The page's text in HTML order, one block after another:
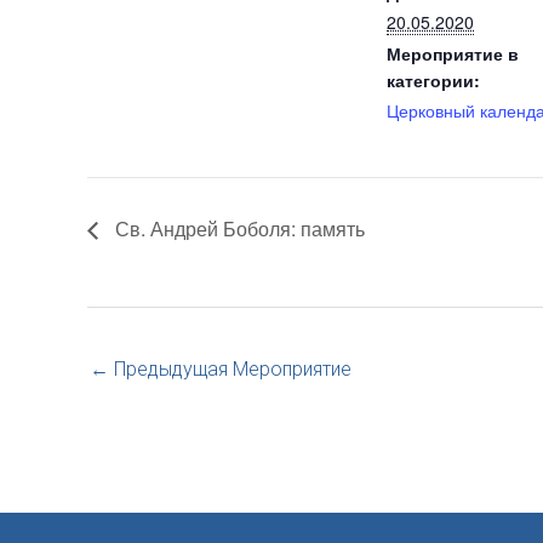
20.05.2020
Мероприятие в
категории:
Церковный
Св. Андрей Боболя: память
← Предыдущая Мероприятие